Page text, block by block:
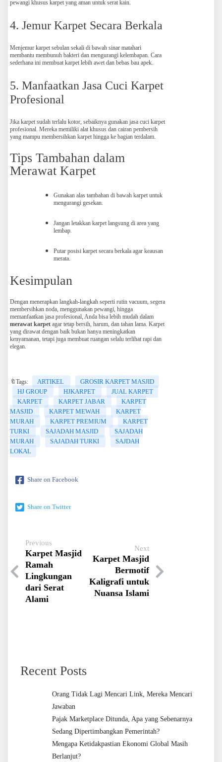
pewangi khusus karpet yang aman untuk serat kain.
4. Jemur Karpet Secara Berkala
Menjemur karpet sebulan sekali di bawah sinar matahari
membantu membunuh bakteri dan mengurangi kelembapan. Cara
sederhana ini membuat karpet lebih awet dan bebas bau apek.
5. Manfaatkan Jasa Cuci Karpet
Profesional
Jika karpet sudah terlalu kotor, sebaiknya gunakan jasa cuci karpet
profesional. Mereka memiliki alat khusus dan cairan pembersih
yang mampu membersihkan karpet hingga ke bagian terdalam.
Tips Tambahan dalam
Merawat Karpet
Gunakan alas tambahan di bawah karpet untuk
mengurangi gesekan.
Jangan letakkan karpet langsung di area yang
lembap.
Putar posisi karpet secara berkala agar keausan
merata.
Kesimpulan
Dengan menerapkan langkah-langkah seperti rutin vacuum, segera
membersihkan noda, menggunakan pewangi, hingga
memanfaatkan jasa profesional, Anda bisa lebih mudah dalam
merawat karpet agar tetap bersih, harum, dan tahan lama. Karpet
yang dirawat dengan baik bukan hanya meningkatkan
kenyamanan, tetapi juga membuat ruangan selalu terlihat rapi dan
elegan.
🔖Tags: ARTIKEL
GROSIR KARPET MASJID
HJ GROUP
HJKARPET
JUAL KARPET
KARPET
KARPET JABAR
KARPET
MASJID
KARPET MEWAH
KARPET
MURAH
KARPET PREMIUM
KARPET
TURKI
SAJADAH MASJID
SAJADAH
MURAH
SAJADAH TURKI
SAJDAH
LOKAL
Share on Facebook
Share on Twitter
Previous
Karpet Masjid
Ramah
Lingkungan
dari Serat
Alami
Next
Karpet Masjid
Bermotif
Kaligrafi untuk
Nuansa Islami
Recent Posts
Orang Tidak Lagi Mencari Link, Mereka Mencari
Jawaban
Pajak Marketplace Ditunda, Apa yang Sebenarnya
Sedang Dipertimbangkan Pemerintah?
Mengapa Ketidakpastian Ekonomi Global Masih
Berlanjut?